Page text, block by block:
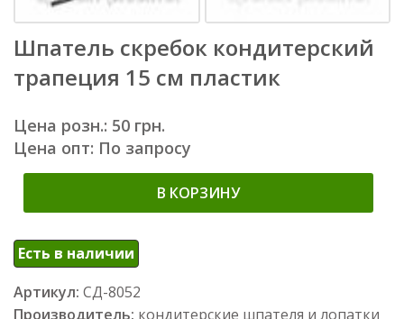
Шпатель скребок кондитерский
трапеция 15 см пластик
Цена розн.: 50 грн.
Цена опт: По запросу
В КОРЗИНУ
Есть в наличии
Артикул: СД-8052
Производитель: кондитерские шпателя и лопатки